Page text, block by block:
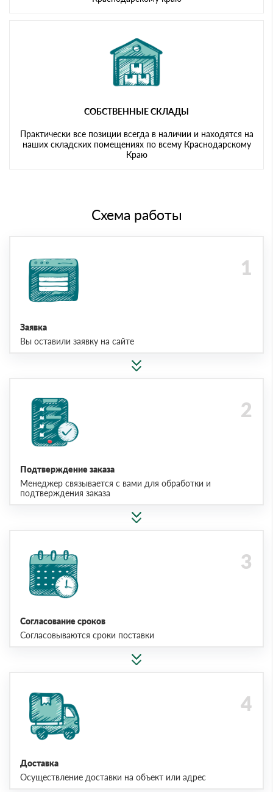
СОБСТВЕННЫЕ СКЛАДЫ
Практически все позиции всегда в наличии и находятся на
наших складских помещениях по всему Краснодарскому
Краю
Схема работы
Заявка
Вы оставили заявку на сайте
Подтверждение заказа
Менеджер связывается с вами для обработки и
подтверждения заказа
Согласование сроков
Согласовываются сроки поставки
Доставка
Осуществление доставки на объект или адрес